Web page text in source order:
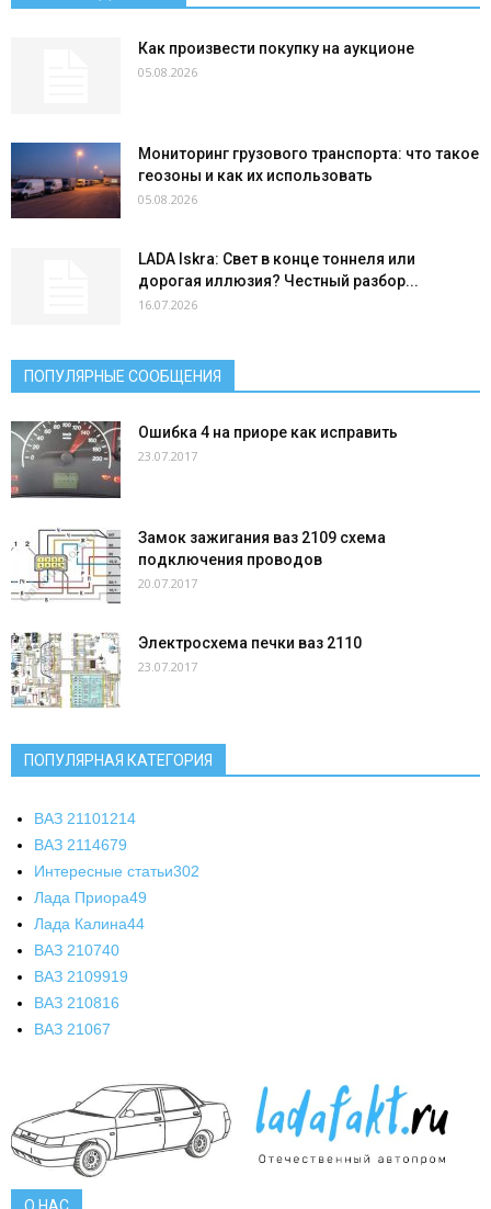
Как произвести покупку на аукционе
05.08.2026
Мониторинг грузового транспорта: что такое
геозоны и как их использовать
05.08.2026
LADA Iskra: Свет в конце тоннеля или
дорогая иллюзия? Честный разбор...
16.07.2026
ПОПУЛЯРНЫЕ СООБЩЕНИЯ
Ошибка 4 на приоре как исправить
23.07.2017
Замок зажигания ваз 2109 схема
подключения проводов
20.07.2017
Электросхема печки ваз 2110
23.07.2017
ПОПУЛЯРНАЯ КАТЕГОРИЯ
ВАЗ 21101214
ВАЗ 2114679
Интересные статьи302
Лада Приора49
Лада Калина44
ВАЗ 210740
ВАЗ 2109919
ВАЗ 210816
ВАЗ 21067